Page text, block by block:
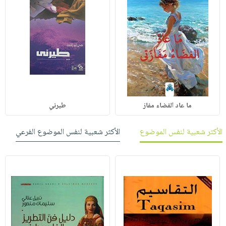
ما عاد الفضاء مفاز طيرني
الأكثر شعبية لنفس الموضوع الأكثر شعبية لنفس الموضوع الفرعي